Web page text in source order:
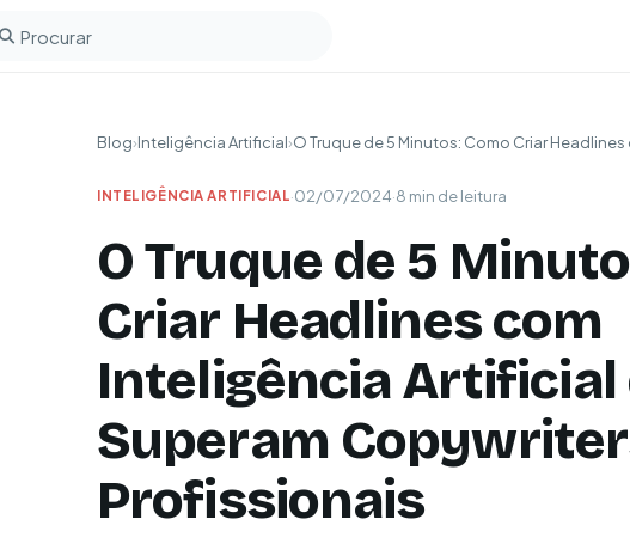
Buscar no blog
Blog›Inteligência Artificial›O Truque de 5 Minutos: Como Criar Headlines
INTELIGÊNCIA ARTIFICIAL·02/07/2024·8 min de leitura
O Truque de 5
Criar Headlines com
Inteligência Artificial
Superam
Profissionais